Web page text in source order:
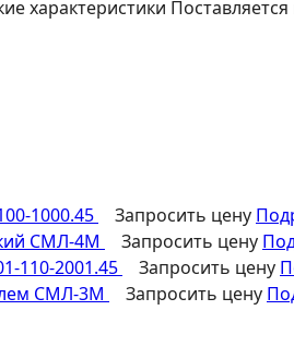
характеристики
1000.45 Запросить цену
СМЛ-4М
Запросить цену
110-2001.45
Запросить цену
СМЛ-3М
Запросить цену